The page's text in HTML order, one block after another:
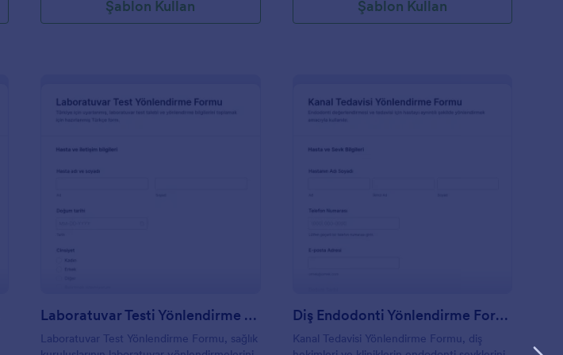
Şablon Kullan Şablon Kullan
Laboratuvar Testi Yönlendirme Formu 🧪
Laboratuvar Test Yönlendirme Formu, sağlık
Diş Endodonti Yönlendirme Formu
Kanal Tedavisi Yönlendirme Formu, diş